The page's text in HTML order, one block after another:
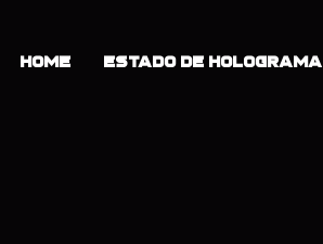
Home Estado de Holograma